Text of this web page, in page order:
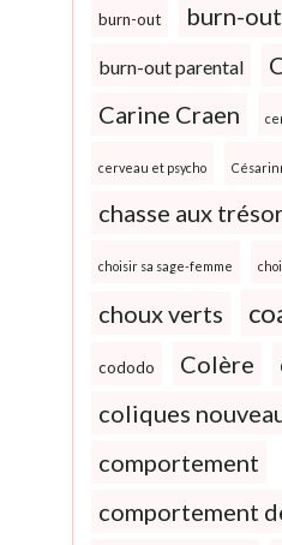
burn-out burn-
burn-out parental
Carine Craen
cerveau et psycho
chasse aux
choisir sa sage-femme
choux verts
cododo Colère
coliques
comportement
comportement